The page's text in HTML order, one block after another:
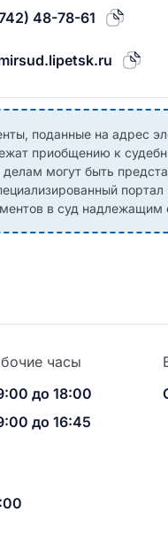
48-78-61
поданные на адрес
приобщению к
могут быть
в суд надлежащим
часы
до 18:00
до 16:45